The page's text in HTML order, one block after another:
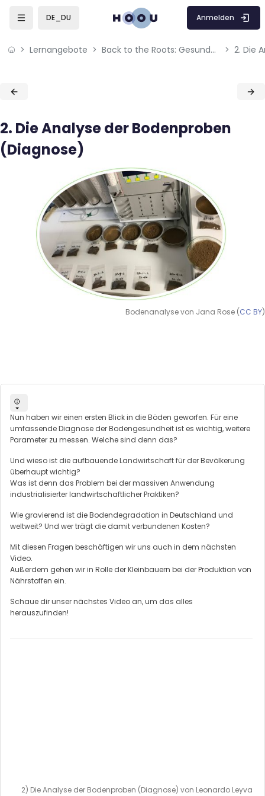
Skip to sidebar navigation menu
Skip to mobile navigation menu
DE_DU Anmelden
Lernangebote Back to the Roots: Gesunde Böden regenerieren Wasser
Blöcke
Blöcke
2. Die Analyse der Bodenproben
(Diagnose)
Bodenanalyse von Jana Rose (CC BY)
Nun haben wir einen ersten Blick in die Böden geworfen. Für eine
umfassende Diagnose der Bodengesundheit ist es wichtig, weitere
Parameter zu messen. Welche sind denn das?
Und wieso ist die aufbauende Landwirtschaft für der Bevölkerung
überhaupt wichtig?
Was ist denn das Problem bei der massiven Anwendung
industrialisierter landwirtschaftlicher Praktiken?
Wie gravierend ist die Bodendegradation in Deutschland und
weltweit? Und wer trägt die damit verbundenen Kosten?
Mit diesen Fragen beschäftigen wir uns auch in dem nächsten
Video.
Außerdem gehen wir in Rolle der Kleinbauern bei der Produktion von
Nährstoffen ein.
Schaue dir unser nächstes Video an, um das alles
herauszufinden!
2) Die Analyse der Bodenproben (Diagnose) von Leonardo Leyva